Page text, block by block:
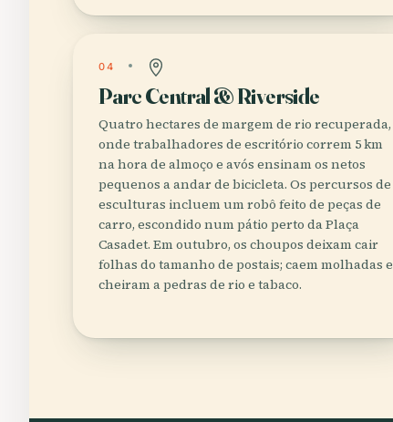
04
Parc Central & Riverside
Quatro hectares de margem de rio recuperada,
onde trabalhadores de escritório correm 5 km
na hora de almoço e avós ensinam os netos
pequenos a andar de bicicleta. Os percursos de
esculturas incluem um robô feito de peças de
carro, escondido num pátio perto da Plaça
Casadet. Em outubro, os choupos deixam cair
folhas do tamanho de postais; caem molhadas e
cheiram a pedras de rio e tabaco.